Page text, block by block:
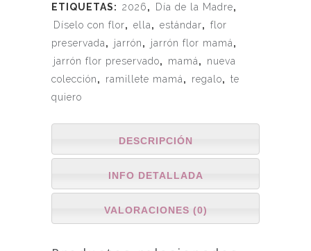
ETIQUETAS: 2026, Día de la Madre,
Díselo con flor, ella, estándar, flor
preservada, jarrón, jarrón flor mamá,
jarrón flor preservado, mamá,
nueva
colección, ramillete mamá, regalo, te
quiero
DESCRIPCIÓN
INFO DETALLADA
VALORACIONES (0)